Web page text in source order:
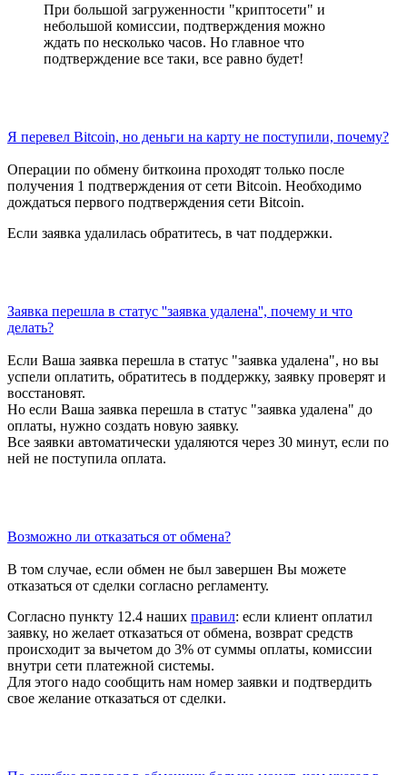
При большой загруженности "криптосети" и
небольшой комиссии, подтверждения можно
ждать по несколько часов. Но главное что
подтверждение все таки, все равно будет!
Я перевел Bitcoin, но деньги на карту не поступили, почему?
Операции по обмену биткоина проходят только после
получения 1 подтверждения от сети Bitcoin. Необходимо
дождаться первого подтверждения сети Bitcoin.
Если заявка удалилась обратитесь, в чат поддержки.
Заявка перешла в статус ''заявка удалена'', почему и что
делать?
Если Ваша заявка перешла в статус "заявка удалена", но вы
успели оплатить, обратитесь в поддержку, заявку проверят и
восстановят.
Но если Ваша заявка перешла в статус "заявка удалена" до
оплаты, нужно создать новую заявку.
Все заявки автоматически удаляются через 30 минут, если по
ней не поступила оплата.
Возможно ли отказаться от обмена?
В том случае, если обмен не был завершен Вы можете
отказаться от сделки согласно регламенту.
Согласно пункту 12.4 наших правил: если клиент оплатил
заявку, но желает отказаться от обмена, возврат средств
происходит за вычетом до 3% от суммы оплаты, комиссии
внутри сети платежной системы.
Для этого надо сообщить нам номер заявки и подтвердить
свое желание отказаться от сделки.